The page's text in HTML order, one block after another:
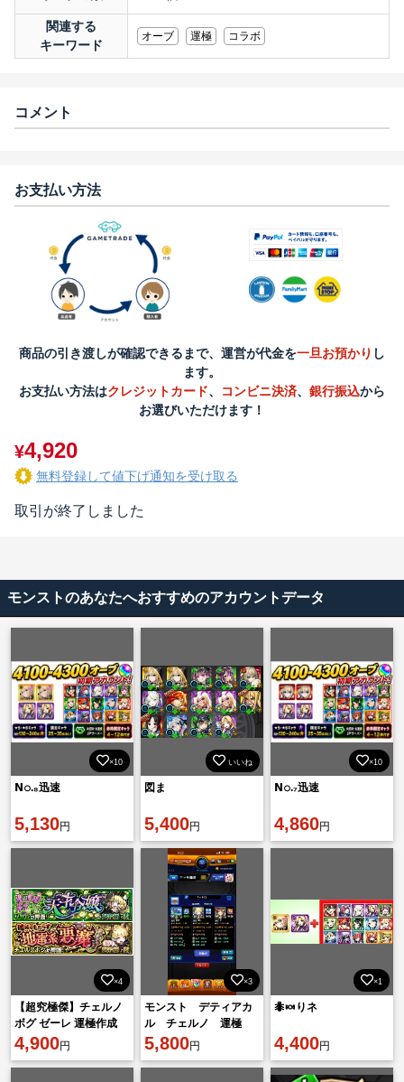
関連する
キーワード
オーブ 運極 コラボ
コメント
お支払い方法
商品の引き渡しが確認できるまで、運営が代金を一旦お預かり し
ます。
お支払い方法はクレジットカード、 コンビニ決済、 銀行振込から
お選びいただけます！
¥4,920
無料登録して値下げ通知を受け取る
取引が終了しました
モンストのあなたへおすすめのアカウントデータ
×10
𝗡𝚘.₈迅速
5,130円
いいね
図ま
5,400円
×10
𝗡𝚘.₇迅速
4,860円
×4
【超究極傑】チェルノ
ボグ ゼーレ 運極作成
代行
4,900円
×3
モンスト デティアカ
ル チェルノ 運極
5,800円
×1
🐜🍬りネ
4,400円